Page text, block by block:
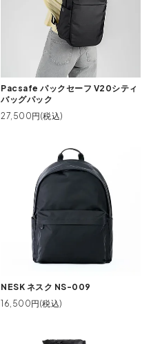
Pacsafe パックセーフ V20シティ
バッグパック
27,500円(税込)
NESK ネスク NS-009
16,500円(税込)